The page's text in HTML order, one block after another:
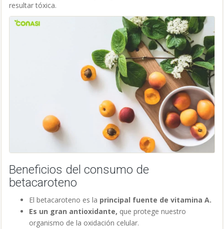
resultar tóxica.
Beneficios del consumo de
betacaroteno
El betacaroteno es la principal fuente de vitamina A.
Es un gran antioxidante, que protege nuestro
organismo de la oxidación celular.